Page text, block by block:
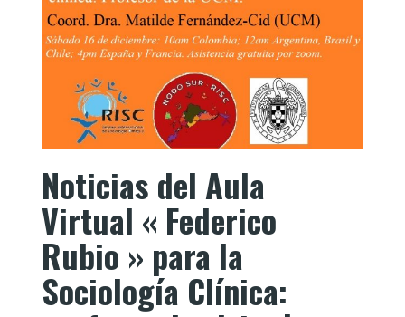
Noticias del Aula
Virtual « Federico
Rubio » para la
Sociología Clínica: